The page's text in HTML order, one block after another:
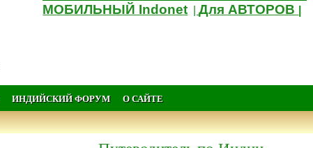
МОБИЛЬНЫЙ Indonet |Для АВТОРОВ
ИНДИЙСКИЙ ФОРУМ О САЙТЕ